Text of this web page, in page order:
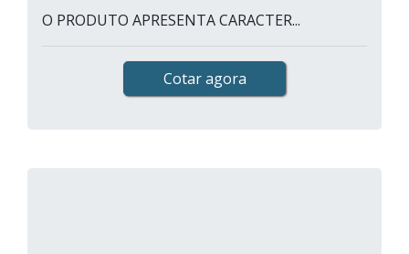
O PRODUTO APRESENTA CARACTER...
Cotar agora